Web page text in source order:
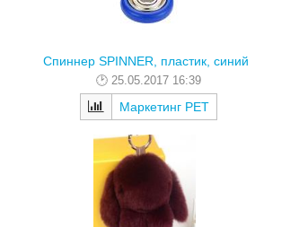
Спиннер SPINNER, пластик, синий
25.05.2017 16:39
Маркетинг РЕТ